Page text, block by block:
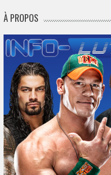
À PROPOS